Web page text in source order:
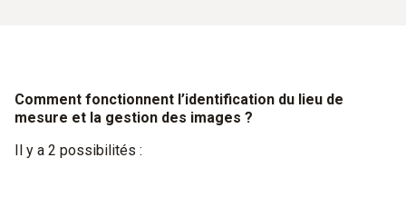
Comment fonctionnent l’identification du lieu de
mesure et la gestion des images ?
Il y a 2 possibilités :